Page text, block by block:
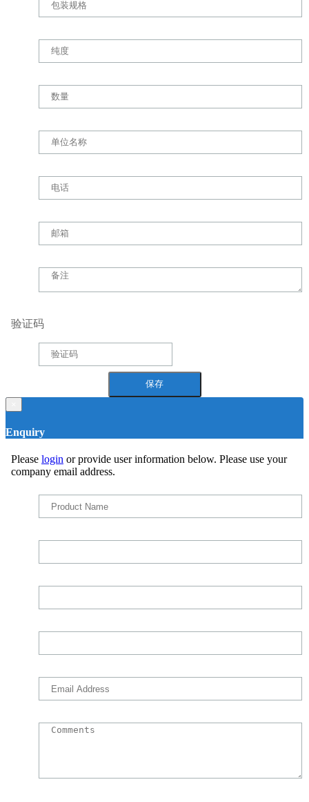
验证码
Enquiry
Please login or provide user information below. Please use your
company email address.